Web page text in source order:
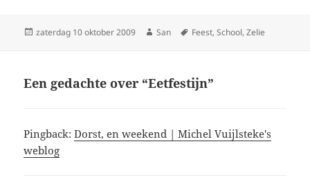
Geplaatst
zaterdag 10 oktober 2009 Auteur
San Tags
Feest,School,Zelie
Een gedachte over “Eetfestijn”
Pingback:Dorst, en weekend | Michel Vuijlsteke's
weblog